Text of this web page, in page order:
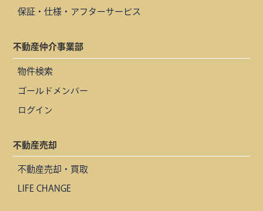
保証・仕様・アフターサービス
不動産仲介事業部
物件検索
ゴールドメンバー
ログイン
不動産売却
不動産売却・買取
LIFE CHANGE